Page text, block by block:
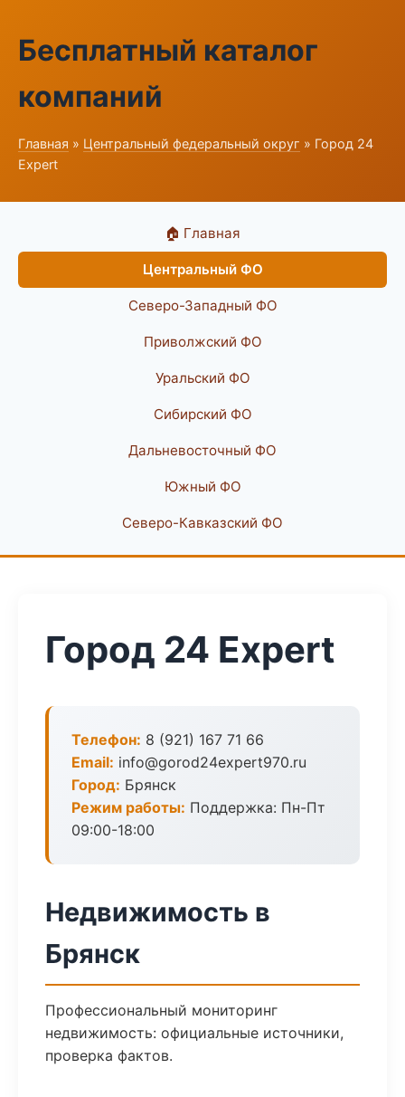
Бесплатный каталог
компаний
Главная » Центральный федеральный округ » Город 24
Expert
🏠 Главная
Центральный ФО
Северо-Западный ФО
Приволжский ФО
Уральский ФО
Сибирский ФО
Дальневосточный ФО
Южный ФО
Северо-Кавказский ФО
Город 24 Expert
Телефон: 8 (921) 167 71 66
Email: info@gorod24expert970.ru
Город: Брянск
Режим работы: Поддержка: Пн-Пт
09:00-18:00
Недвижимость в
Брянск
Профессиональный мониторинг
недвижимость: официальные источники,
проверка фактов.